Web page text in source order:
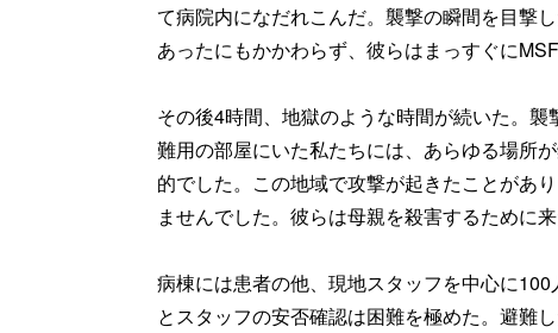
て病院内になだれこんだ。襲撃の瞬間を目撃
あったにもかかわらず、彼らはまっすぐに
その後4時間、地獄のような時間が続いた。
難用の部屋にいた私たちには、あらゆる場所
的でした。この地域で攻撃が起きたことがあ
ませんでした。彼らは母親を殺害するために来
病棟には患者の他、現地スタッフを中心に
とスタッフの安否確認は困難を極めた。避難